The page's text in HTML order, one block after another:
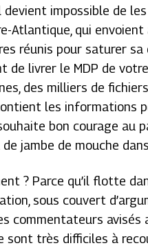
impossible de
Atlantique, qui
réunis pour saturer sa
de livrer le MDP de
des milliers de
les informations
bon courage au
jambe de mouche
? Parce qu’il flotte
sous couvert
commentateurs
sont très difficiles à